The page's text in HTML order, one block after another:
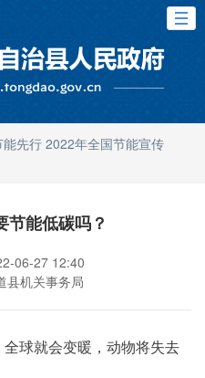
先行 2022年全国节能宣传
节能低碳吗？
06-27 12:40
县机关事务局
全球就会变暖，动物将失去